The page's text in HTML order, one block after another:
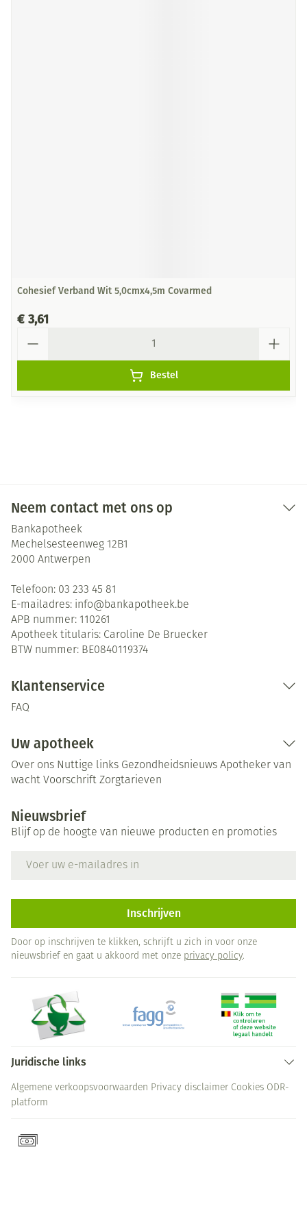
Cohesief Verband Wit 5,0cmx4,5m Covarmed
€ 3,61
Bestel
Neem contact met ons op
Bankapotheek
Mechelsesteenweg 12B1
2000 Antwerpen
Telefoon: 03 233 45 81
E-mailadres: info@bankapotheek.be
APB nummer: 110261
Apotheek titularis: Caroline De Bruecker
BTW nummer: BE0840119374
Klantenservice
FAQ
Uw apotheek
Over ons Nuttige links Gezondheidsnieuws Apotheker van
wacht Voorschrift Zorgtarieven
Nieuwsbrief
Blijf op de hoogte van nieuwe producten en promoties
Inschrijven
Door op inschrijven te klikken, schrijft u zich in voor onze
nieuwsbrief en gaat u akkoord met onze privacy policy.
Juridische links
Algemene verkoopsvoorwaarden Privacy disclaimer Cookies ODR-
platform